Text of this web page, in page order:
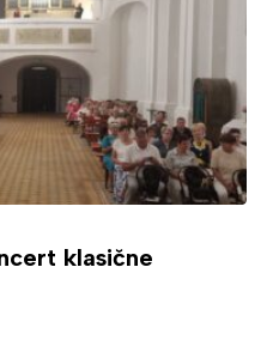
klasične